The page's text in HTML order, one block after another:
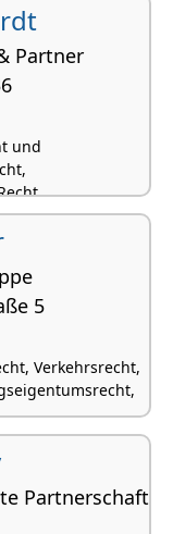
Partner
und
5
Verkehrsrecht,
Partnerschaft